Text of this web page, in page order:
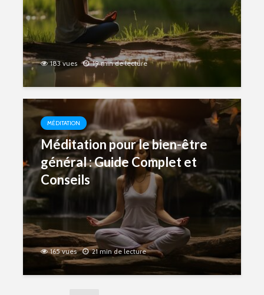
183 vues 19 min de lecture
MÉDITATION
Méditation pour le bien-être
général : Guide Complet et
Conseils
165 vues 21 min de lecture